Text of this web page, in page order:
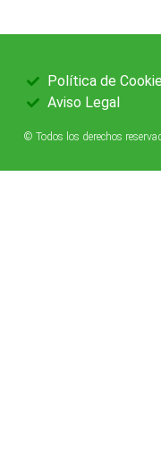
© Todos los derechos
Política de
Aviso Legal